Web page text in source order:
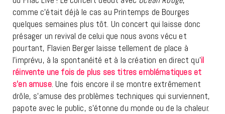
comme c’était déjà le cas au Printemps de Bourges
quelques semaines plus tôt. Un concert qui laisse donc
présager un revival de celui que nous avons vécu et
pourtant, Flavien Berger laisse tellement de place à
l’imprévu, à la spontanéité et à la création en direct qu’il
réinvente une fois de plus ses titres emblématiques et
s’en amuse. Une fois encore il se montre extrêmement
drôle, s’amuse des problèmes techniques qui surviennent,
papote avec le public, s’étonne du monde ou de la chaleur.